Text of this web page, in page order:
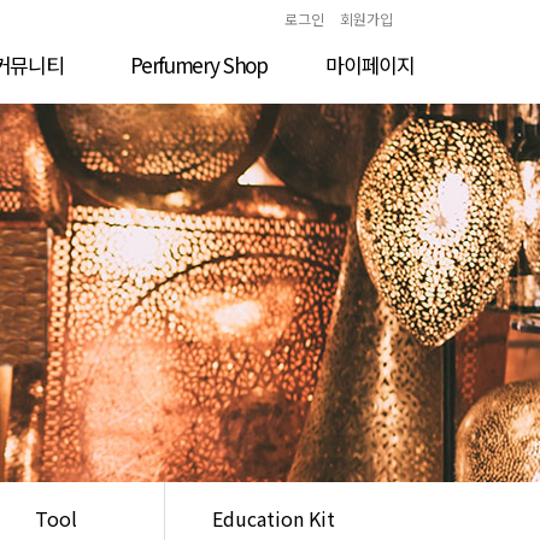
로그인 회원가입
뮤니티
지사항
갤러리
공사례
강후기
및 진로
이용가이드
해결방법
Perfumery Shop
Natural
Aroma Chemical
Blend
Solvent
Tool
Education Kit
마이페이지
결제내역
개인정보 수정
장바구니
모의시험
Tool Education Kit